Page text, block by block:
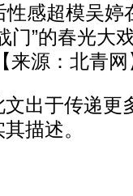
性感超模吴婷
门”的春光大
来源：北青网
出于传递更
描述。